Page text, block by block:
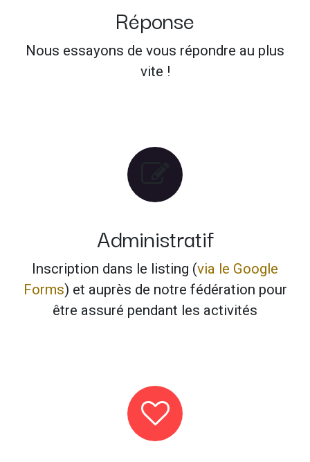
Réponse
Nous essayons de vous répondre au plus
vite !
Administratif
Inscription dans le listing (via le Google
Forms) et auprès de notre fédération pour
être assuré pendant les activités